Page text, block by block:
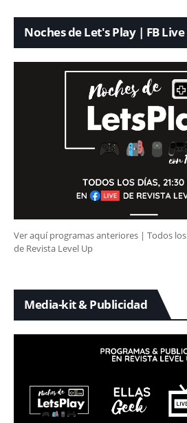
Noches de Let's Play | FB Live
Ver aquí programas anteriores | Todos los
de Revista Level Up
Media-kit & Publicidad